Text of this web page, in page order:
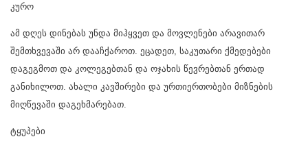
კურო
ამ დღეს დინებას უნდა მიჰყვეთ და მოვლენები არავითარ
შემთხვევაში არ დააჩქაროთ. ეცადეთ, საკუთარი ქმედებები
დაგეგმოთ და კოლეგებთან და ოჯახის წევრებთან ერთად
განიხილოთ. ახალი კავშირები და ურთიერთობები მიზნების
მიღწევაში დაგეხმარებათ.
ტყუპები